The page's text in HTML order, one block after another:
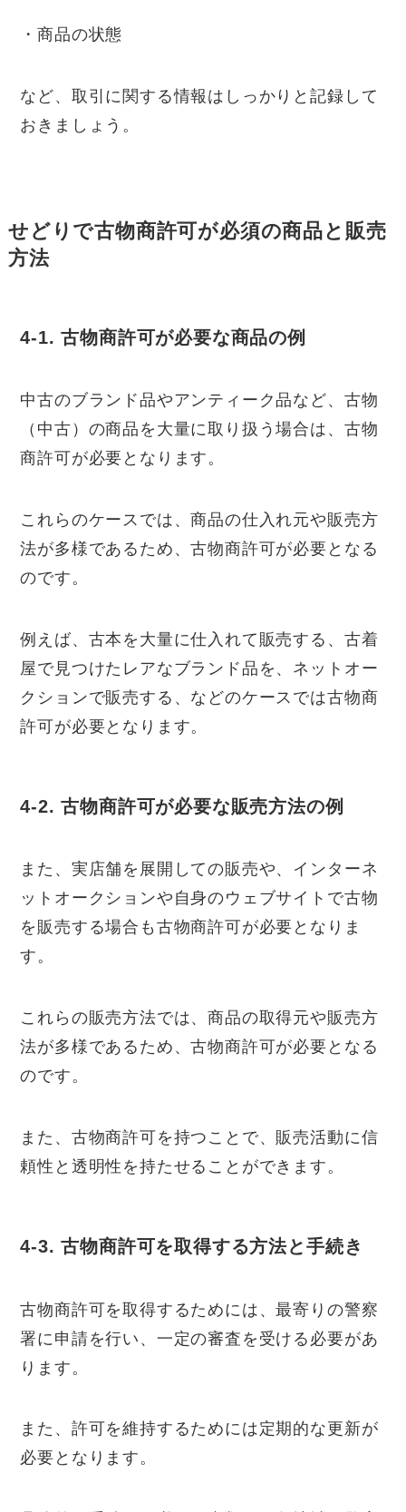
・商品の状態
など、取引に関する情報はしっかりと記録して
おきましょう。
せどりで古物商許可が必須の商品と販売
⽅法
4-1. 古物商許可が必要な商品の例
中古のブランド品やアンティーク品など、古物
（中古）の商品を大量に取り扱う場合は、古物
商許可が必要となります。
これらのケースでは、商品の仕入れ元や販売方
法が多様であるため、古物商許可が必要となる
のです。
例えば、古本を大量に仕入れて販売する、古着
屋で見つけたレアなブランド品を、ネットオー
クションで販売する、などのケースでは古物商
許可が必要となります。
4-2. 古物商許可が必要な販売方法の例
また、実店舗を展開しての販売や、インターネ
ットオークションや自身のウェブサイトで古物
を販売する場合も古物商許可が必要となりま
す。
これらの販売方法では、商品の取得元や販売方
法が多様であるため、古物商許可が必要となる
のです。
また、古物商許可を持つことで、販売活動に信
頼性と透明性を持たせることができます。
4-3. 古物商許可を取得する方法と手続き
古物商許可を取得するためには、最寄りの警察
署に申請を行い、一定の審査を受ける必要があ
ります。
また、許可を維持するためには定期的な更新が
必要となります。